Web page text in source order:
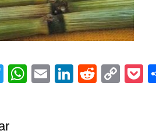
TwitterWhatsApp
EmailLinkedIn
Reddit